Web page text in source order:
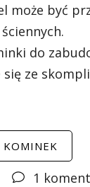
może być
do
się ze
KOMINEK
1